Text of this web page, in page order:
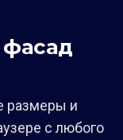
размеры и
с любого